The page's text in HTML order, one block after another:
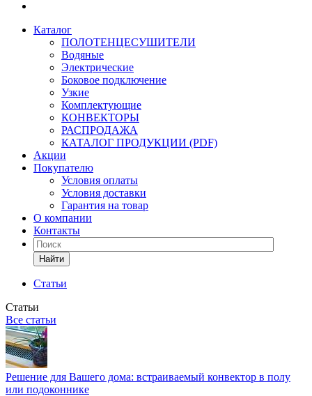
Каталог
ПОЛОТЕНЦЕСУШИТЕЛИ
Водяные
Электрические
Боковое подключение
Узкие
Комплектующие
КОНВЕКТОРЫ
РАСПРОДАЖА
КАТАЛОГ ПРОДУКЦИИ (PDF)
Акции
Покупателю
Условия оплаты
Условия доставки
Гарантия на товар
О компании
Контакты
Найти
Статьи
Статьи
Все статьи
Решение для Вашего дома: встраиваемый конвектор в полу
или подоконнике